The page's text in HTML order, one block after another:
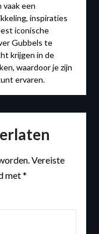
vaak een
inspiraties
iconische
Gubbels te
krijgen in de
waardoor je zijn
ervaren.
Vereiste
met*